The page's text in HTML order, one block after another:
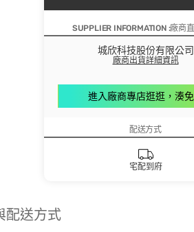
SUPPLIER INFORMATION :廠商
城欣科技股份有限公司
廠商出貨詳細資訊
進入廠商專店逛逛，湊
配送方式
宅配到府
配送方式